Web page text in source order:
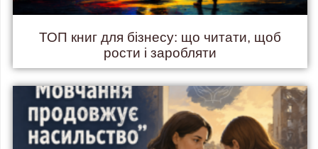
ТОП книг для бізнесу: що читати, щоб
рости і заробляти